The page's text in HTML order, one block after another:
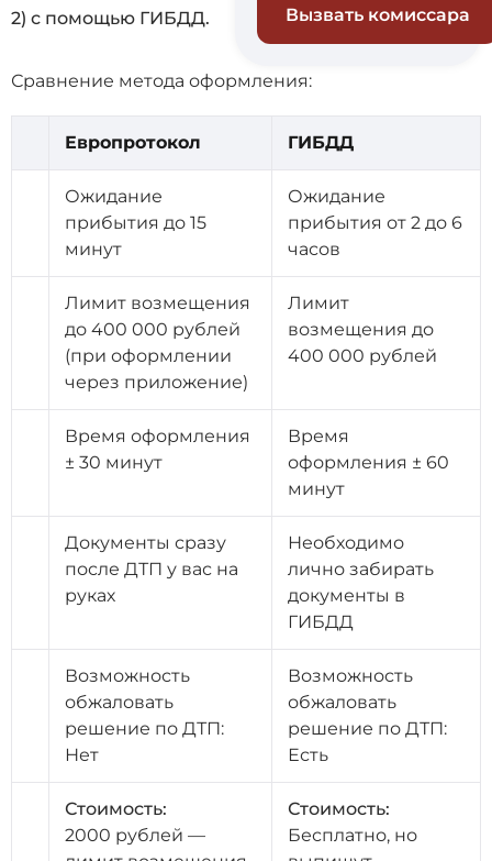
2) с помощью ГИБДД.
Вызвать комиссара
Сравнение метода оформления:
Европротокол ГИБДД
Ожидание
прибытия до 15
минут
Ожидание
прибытия от 2 до 6
часов
Лимит возмещения
до 400 000 рублей
(при оформлении
через приложение)
Лимит
возмещения до
400 000 рублей
Время оформления
± 30 минут
Время
оформления ± 60
минут
Документы сразу
после ДТП у вас на
руках
Необходимо
лично забирать
документы в
ГИБДД
Возможность
обжаловать
решение по ДТП:
Нет
Возможность
обжаловать
решение по ДТП:
Есть
Стоимость:
2000 рублей —
Стоимость:
Бесплатно, но